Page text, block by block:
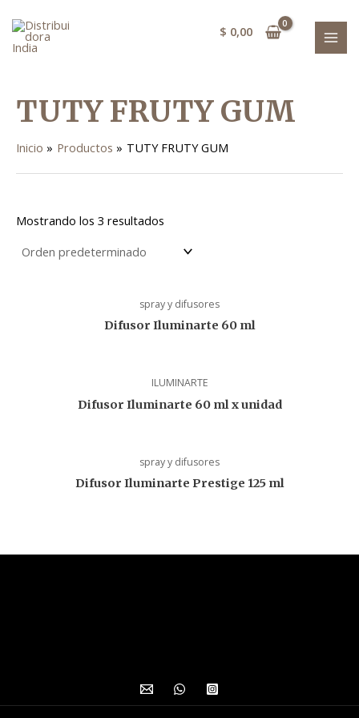
contenido
$ 0,00
TUTY FRUTY GUM
Inicio Productos TUTY FRUTY GUM
Mostrando los 3 resultados
spray y difusores
Difusor Iluminarte 60 ml
ILUMINARTE
Difusor Iluminarte 60 ml x unidad
spray y difusores
Difusor Iluminarte Prestige 125 ml